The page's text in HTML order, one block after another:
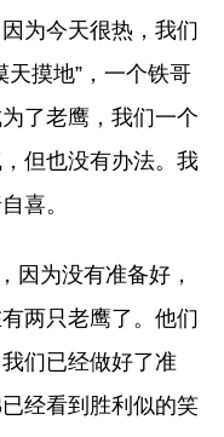
为今天很热，我们
天摸地”，一个铁哥
了老鹰，我们一个
但也没有办法。我
喜。
因为没有准备好，
两只老鹰了。他们
们已经做好了准
经看到胜利似的笑